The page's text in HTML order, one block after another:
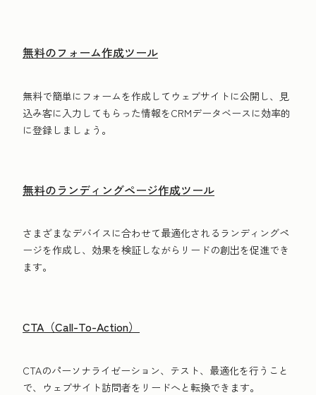
無料のフォーム作成ツール
無料で簡単にフォームを作成してウェブサイトに公開し、見
込み客に入力してもらった情報をCRMデータベースに効率的
に登録しましょう。
無料のランディングページ作成ツール
さまざまなデバイスに合わせて最適化されるランディングペ
ージを作成し、効果を検証しながらリードの創出を促進でき
ます。
CTA（Call-To-Action）
CTAのパーソナライゼーション、テスト、最適化を行うこと
で、ウェブサイト訪問者をリードへと転換できます。